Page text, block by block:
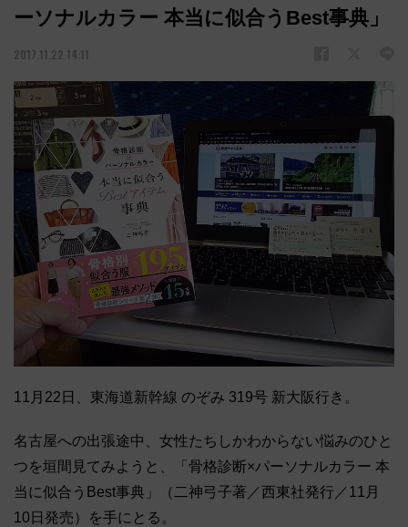
ーソナルカラー 本当に似合うBest事典」
2017.11.22 14:11
11月22日、東海道新幹線 のぞみ 319号 新大阪行き。
名古屋への出張途中、女性たちしかわからない悩みのひと
つを垣間見てみようと、「骨格診断×パーソナルカラー 本
当に似合うBest事典」（二神弓子著／西東社発行／11月
10日発売）を手にとる。